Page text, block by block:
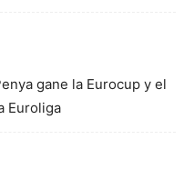
gane la Eurocup y el
Euroliga